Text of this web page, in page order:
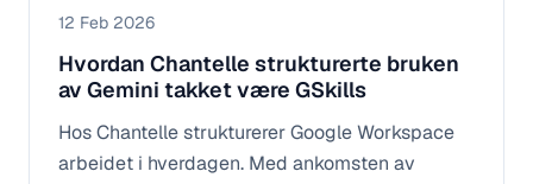
12 Feb 2026
Hvordan Chantelle strukturerte bruken
av Gemini takket være GSkills
Hos Chantelle strukturerer Google Workspace
arbeidet i hverdagen. Med ankomsten av